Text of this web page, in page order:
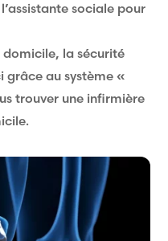
sociale pour
domicile, la sécurité
grâce au système «
trouver une infirmière